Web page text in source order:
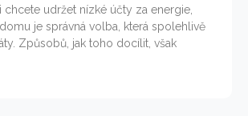
chcete udržet nízké účty za energie,
je správná volba, která spolehlivě
Způsobů, jak toho docílit, však